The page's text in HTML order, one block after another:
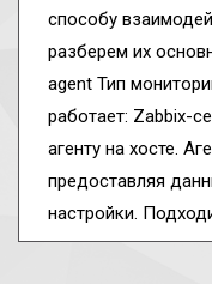
способу
разберем их
agent Тип
работает: Zabbix-
агенту на хосте.
предоставляя
настройки.